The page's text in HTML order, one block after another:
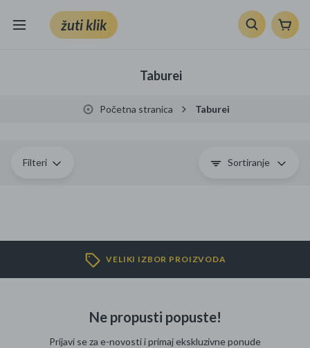
žuti klik
TV, audio i foto
Sport i slobodno vrijeme
Taburei
Početna stranica Taburei
Filteri Sortiranje
VELIKI IZBOR PROIZVODA
Ne propusti popuste!
Prijavi se za e-novosti i primaj ekskluzivne ponude